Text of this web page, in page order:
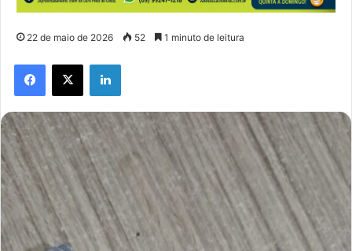
22 de maio de 2026 52 1 minuto de leitura
Facebook
X Linkedin